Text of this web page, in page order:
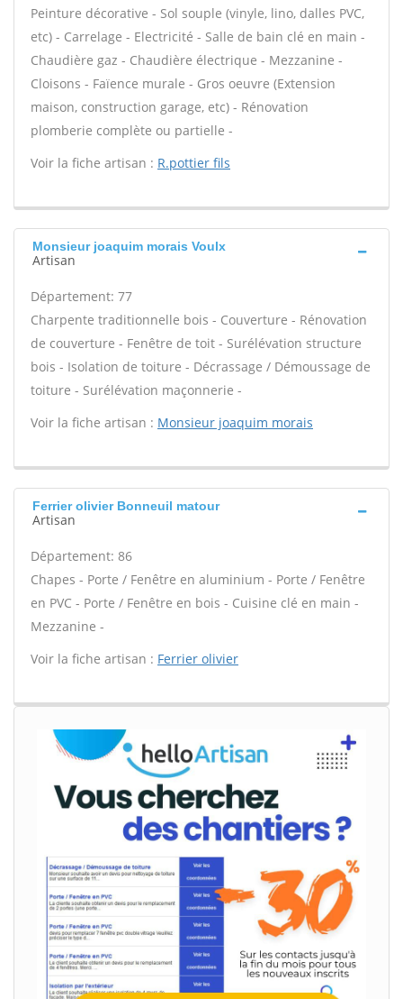
Peinture décorative - Sol souple (vinyle, lino, dalles PVC,
etc) - Carrelage - Electricité - Salle de bain clé en main -
Chaudière gaz - Chaudière électrique - Mezzanine -
Cloisons - Faïence murale - Gros oeuvre (Extension
maison, construction garage, etc) - Rénovation
plomberie complète ou partielle -
Voir la fiche artisan : R.pottier fils
Monsieur joaquim morais Voulx
Artisan
Département: 77
Charpente traditionnelle bois - Couverture - Rénovation
de couverture - Fenêtre de toit - Surélévation structure
bois - Isolation de toiture - Décrassage / Démoussage de
toiture - Surélévation maçonnerie -
Voir la fiche artisan : Monsieur joaquim morais
Ferrier olivier Bonneuil matour
Artisan
Département: 86
Chapes - Porte / Fenêtre en aluminium - Porte / Fenêtre
en PVC - Porte / Fenêtre en bois - Cuisine clé en main -
Mezzanine -
Voir la fiche artisan : Ferrier olivier